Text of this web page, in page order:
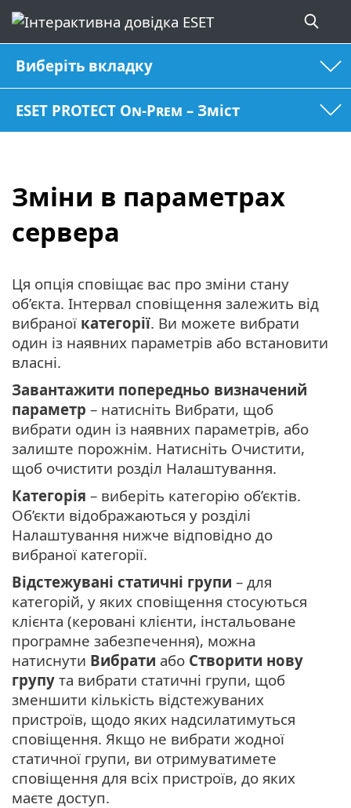
Виберіть вкладку
ESET PROTECT On-Prem – Зміст
Зміни в параметрах
сервера
Ця опція сповіщає вас про зміни стану
об’єкта. Інтервал сповіщення залежить від
вибраної категорії. Ви можете вибрати
один із наявних параметрів або встановити
власні.
Завантажити попередньо визначений
параметр – натисніть Вибрати, щоб
вибрати один із наявних параметрів, або
залиште порожнім. Натисніть Очистити,
щоб очистити розділ Налаштування.
Категорія – виберіть категорію об’єктів.
Об’єкти відображаються у розділі
Налаштування нижче відповідно до
вибраної категорії.
Відстежувані статичні групи – для
категорій, у яких сповіщення стосуються
клієнта (керовані клієнти, інстальоване
програмне забезпечення), можна
натиснути Вибрати або Створити нову
групу та вибрати статичні групи, щоб
зменшити кількість відстежуваних
пристроїв, щодо яких надсилатимуться
сповіщення. Якщо не вибрати жодної
статичної групи, ви отримуватимете
сповіщення для всіх пристроїв, до яких
маєте доступ.